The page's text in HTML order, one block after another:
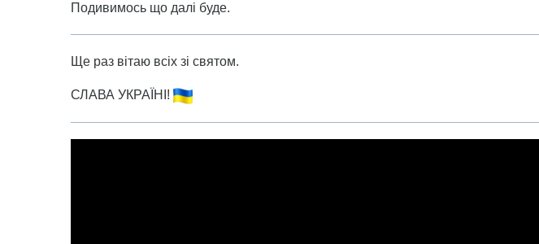
Подивимось що далі буде.
Ще раз вітаю всіх зі святом.
СЛАВА УКРАЇНІ!